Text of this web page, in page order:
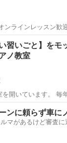
ッスン歓迎 こちらは月謝制の
円、 60分×...
グランドピアノ
い習いごと】をモ
ノ教室
。 毎年秋に、当教室主催の
ー・コンサート」
きます。 ＜子供クラス＞ 4歳
ピアノ
ンに頼らず車に
マがあるけど審査に